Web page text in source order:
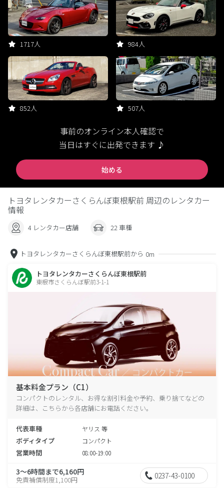
1717人 984人
852人 507人
事前のオンライン本人確認で
当日はすぐに出発できます ♪
始める
トヨタレンタカーさくらんぼ東根駅前 周辺のレンタカー
情報
4 レンタカー店舗 22 車種
トヨタレンタカーさくらんぼ東根駅前から 0m
トヨタレンタカーさくらんぼ東根駅前
東根市さくらんぼ駅前3-1-1
基本料金プラン（C1）
コンパクトのレンタル、お得な割引料金や予約、乗り捨てなどの
詳細は、こちらから各店舗にお電話ください。
代表車種 ヤリス 等
ボディタイプ コンパクト
営業時間 08:00-19:00
3～6時間まで6,160円
免責補償制度1,100円 0237-43-0100